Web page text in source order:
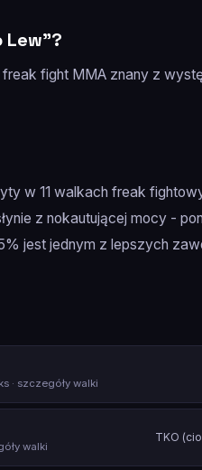
Lew"?
fight MMA znany z
w 11 walkach freak
z nokautującej mocy -
jest jednym z lepszych
· szczegóły walki
walki
TKO